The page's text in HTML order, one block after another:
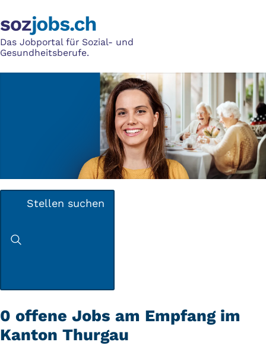
Das Jobportal für Sozial- und
Gesundheitsberufe.
Stellen suchen
0 offene Jobs am Empfang im
Kanton Thurgau